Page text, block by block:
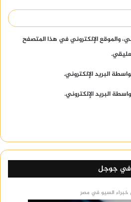
والموقع الإلكتروني في هذا المتصفح
البريد الإلكتروني.
البريد الإلكتروني.
في جوجل
السيو في مصر